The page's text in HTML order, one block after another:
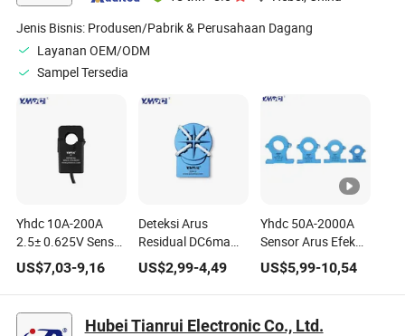
Jenis Bisnis: Produsen/Pabrik & Perusahaan Dagang
Layanan OEM/ODM
Sampel Tersedia
Yhdc 10A-200A
2.5± 0.625V Sensor
Arus Inti Terpisah
Efek Hall AC/DC
Hsts016L
US$7,03-9,16
Deteksi Arus
Residual DC6ma
AC20mA/30mA
Sensor Arus
Kebocoran Zda13
US$2,99-4,49
Yhdc 50A-2000A
Sensor Arus Efek
Hall Inti Terpisah
AC/DC, Transduser
Arus
US$5,99-10,54
Hubei Tianrui Electronic Co., Ltd.